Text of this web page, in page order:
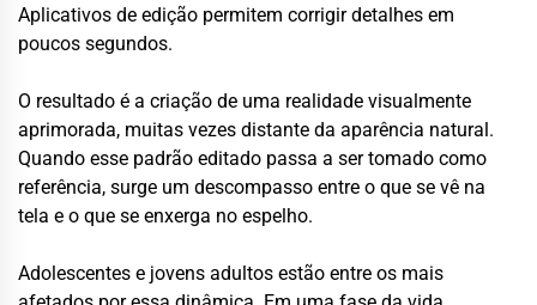
Aplicativos de edição permitem corrigir detalhes em
poucos segundos.
O resultado é a criação de uma realidade visualmente
aprimorada, muitas vezes distante da aparência natural.
Quando esse padrão editado passa a ser tomado como
referência, surge um descompasso entre o que se vê na
tela e o que se enxerga no espelho.
Adolescentes e jovens adultos estão entre os mais